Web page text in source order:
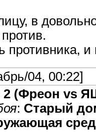
в
противника,
04, 00:22]
2 (Фреон vs
: Старый